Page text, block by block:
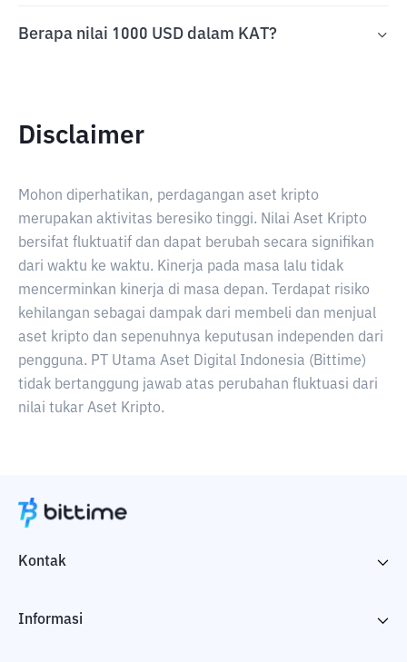
Berapa nilai 1000 USD dalam KAT?
Disclaimer
Mohon diperhatikan, perdagangan aset kripto
merupakan aktivitas beresiko tinggi. Nilai Aset Kripto
bersifat fluktuatif dan dapat berubah secara signifikan
dari waktu ke waktu. Kinerja pada masa lalu tidak
mencerminkan kinerja di masa depan. Terdapat risiko
kehilangan sebagai dampak dari membeli dan menjual
aset kripto dan sepenuhnya keputusan independen dari
pengguna. PT Utama Aset Digital Indonesia (Bittime)
tidak bertanggung jawab atas perubahan fluktuasi dari
nilai tukar Aset Kripto.
Kontak
Informasi